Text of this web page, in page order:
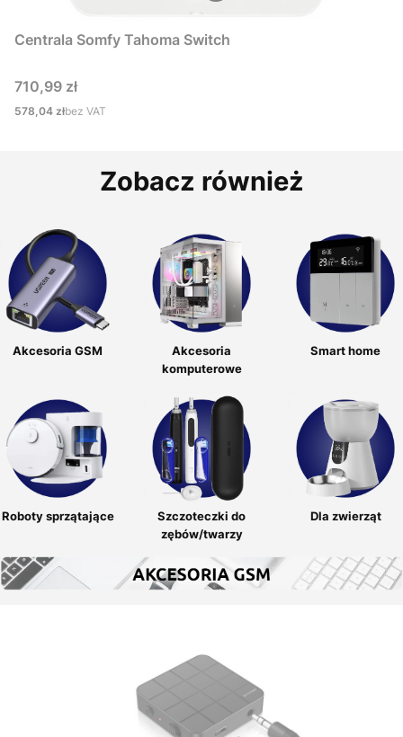
Centrala Somfy Tahoma Switch
Cena
710,99 zł
Cena
578,04 złbez VAT
Zobacz również
Akcesoria GSM
Akcesoria
komputerowe
Smart home
Roboty sprzątające
Szczoteczki do
zębów/twarzy
Dla zwierząt